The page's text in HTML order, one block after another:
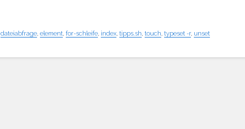
dateiabfrage element for-schleife index tipps.sh touch typeset -r, unset